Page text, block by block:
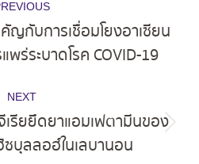
Previous
post:
ญกับการเชื่อมโยงอาเซียน
ร่ระบาดโรค COVID-19
NEXT
post:
เรียยึดยาแอมเฟตามีนของ
บุลลอฮ์ในเลบานอน